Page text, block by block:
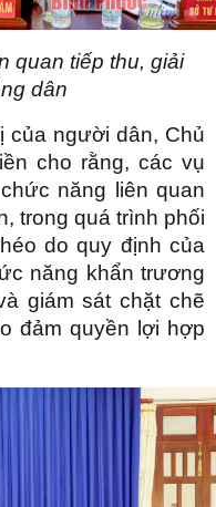
quan tiếp thu, giải
dân
của người dân, Chủ
cho rằng, các vụ
năng liên quan
trong quá trình phối
do quy định của
năng khẩn trương
giám sát chặt chẽ
đảm quyền lợi hợp